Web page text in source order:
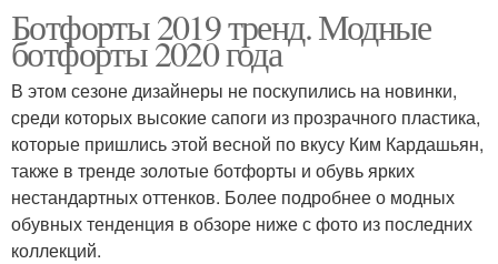
Ботфорты 2019 тренд. Модные
ботфорты 2020 года
В этом сезоне дизайнеры не поскупились на новинки,
среди которых высокие сапоги из прозрачного пластика,
которые пришлись этой весной по вкусу Ким Кардашьян,
также в тренде золотые ботфорты и обувь ярких
нестандартных оттенков. Более подробнее о модных
обувных тенденция в обзоре ниже с фото из последних
коллекций.